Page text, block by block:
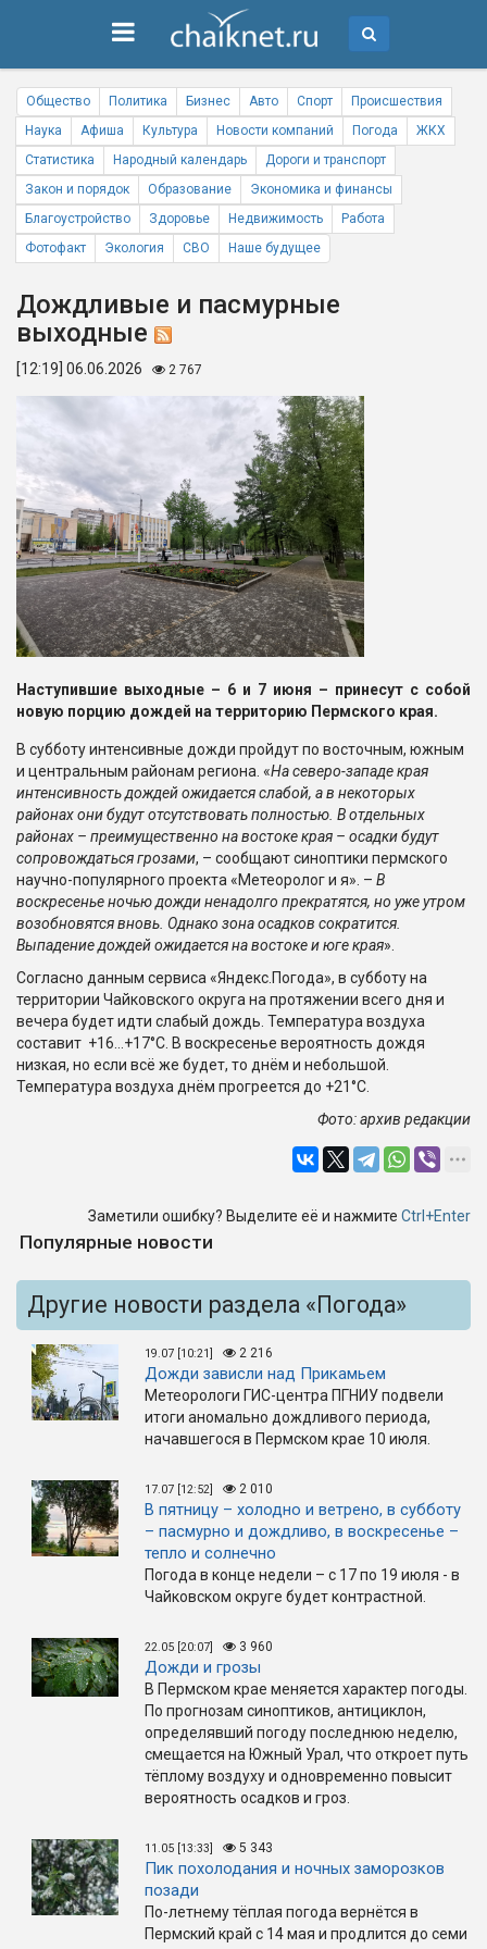
Общество Политика Бизнес Авто Спорт
Происшествия
Наука
Афиша Культура Новости компаний Погода
ЖКХ
Статистика
Народный календарь
Дороги и транспорт
Закон и порядок
Образование
Экономика и финансы
Благоустройство
Здоровье Недвижимость
Работа
Фотофакт
Экология СВО Наше будущее
Дождливые и пасмурные
выходные
[12:19] 06.06.2026 2 767
Наступившие выходные – 6 и 7 июня – принесут с собой
новую порцию дождей на территорию Пермского края.
В субботу интенсивные дожди пройдут по восточным, южным
и центральным районам региона. «На северо-западе края
интенсивность дождей ожидается слабой, а в некоторых
районах они будут отсутствовать полностью. В отдельных
районах – преимущественно на востоке края – осадки будут
сопровождаться грозами, – сообщают синоптики пермского
научно-популярного проекта «Метеоролог и я». – В
воскресенье ночью дожди ненадолго прекратятся, но уже утром
возобновятся вновь. Однако зона осадков сократится.
Выпадение дождей ожидается на востоке и юге края».
Согласно данным сервиса «Яндекс.Погода», в субботу на
территории Чайковского округа на протяжении всего дня и
вечера будет идти слабый дождь. Температура воздуха
составит +16…+17°C. В воскресенье вероятность дождя
низкая, но если всё же будет, то днём и небольшой.
Температура воздуха днём прогреется до +21°C.
Фото: архив редакции
Заметили ошибку? Выделите её и нажмите Ctrl+Enter
Популярные новости
Другие новости раздела «Погода»
19.07 [10:21] 2 216
Дожди зависли над Прикамьем
Метеорологи ГИС-центра ПГНИУ подвели
итоги аномально дождливого периода,
начавшегося в Пермском крае 10 июля.
17.07 [12:52] 2 010
В пятницу – холодно и ветрено, в субботу
– пасмурно и дождливо, в воскресенье –
тепло и солнечно
Погода в конце недели – с 17 по 19 июля - в
Чайковском округе будет контрастной.
22.05 [20:07] 3 960
Дожди и грозы
В Пермском крае меняется характер погоды.
По прогнозам синоптиков, антициклон,
определявший погоду последнюю неделю,
смещается на Южный Урал, что откроет путь
тёплому воздуху и одновременно повысит
вероятность осадков и гроз.
11.05 [13:33] 5 343
Пик похолодания и ночных заморозков
позади
По-летнему тёплая погода вернётся в
Пермский край с 14 мая и продлится до семи